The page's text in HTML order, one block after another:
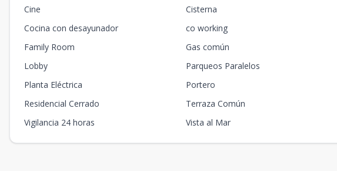
Cine Cisterna
Cocina con desayunador
co working
Family Room
Gas común
Lobby
Parqueos Paralelos
Planta Eléctrica
Portero
Residencial Cerrado
Terraza Común
Vigilancia 24 horas
Vista al Mar